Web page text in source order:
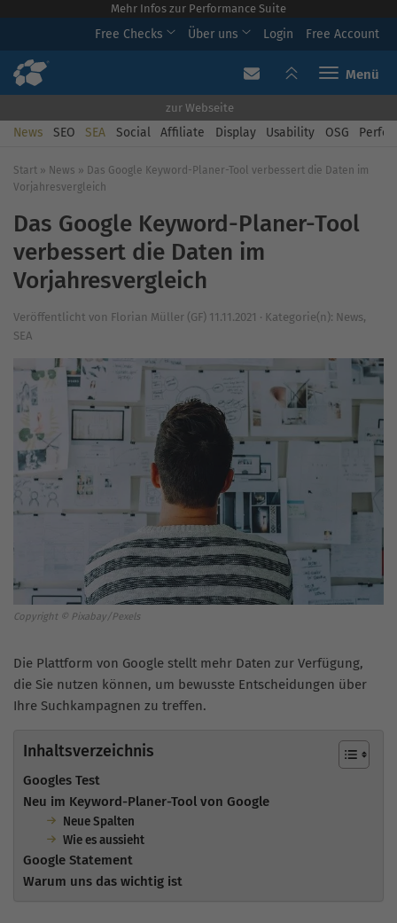
Mehr Infos zur Performance Suite
Free Checks Über uns Login Free Account
Toggle
zur Webseite
News SEO SEA Social Affiliate Display Usability OSG
Start » News » Das Google Keyword-Planer-Tool verbessert die Daten im
Vorjahresvergleich
Das Google Keyword-Planer-Tool
verbessert die Daten im
Vorjahresvergleich
Veröffentlicht von Florian Müller (GF) 11.11.2021 · Kategorie(n): News,
SEA
Copyright © Pixabay/Pexels
Die Plattform von Google stellt mehr Daten zur Verfügung,
die Sie nutzen können, um bewusste Entscheidungen über
Ihre Suchkampagnen zu treffen.
Inhaltsverzeichnis
Googles Test
Neu im Keyword-Planer-Tool von Google
Neue Spalten
Wie es aussieht
Google Statement
Warum uns das wichtig ist